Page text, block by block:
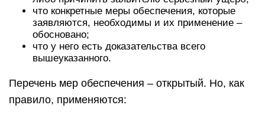
что конкретные меры обеспечения, которые
заявляются, необходимы и их применение –
обосновано;
что у него есть доказательства всего
вышеуказанного.
Перечень мер обеспечения – открытый. Но, как
правило, применяются: